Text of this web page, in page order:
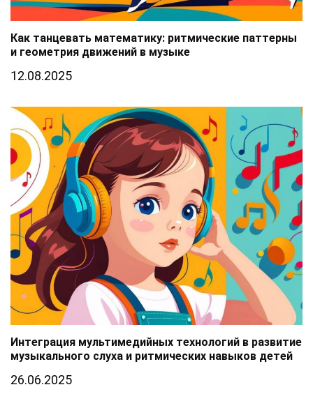
Как танцевать математику: ритмические паттерны
и геометрия движений в музыке
12.08.2025
Интеграция мультимедийных технологий в развитие
музыкального слуха и ритмических навыков детей
26.06.2025